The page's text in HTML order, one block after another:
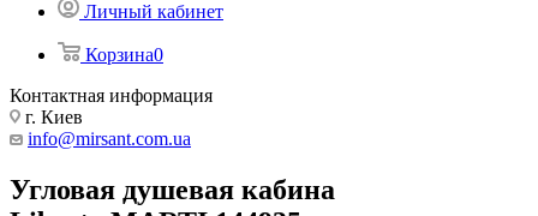
Личный кабинет
Корзина0
Контактная информация
г. Киев
info@mirsant.com.ua
Угловая душевая кабина